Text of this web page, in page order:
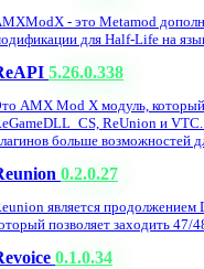
- это Metamod
для Half-Life на
5.26.0.338
AMX Mod X модуль,
ReUnion и
больше возможностей
0.2.0.27
является продолжением
позволяет заходить 47/
0.1.0.34